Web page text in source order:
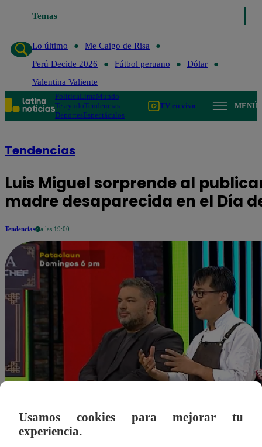
Temas
Lo último
Me Caigo de Risa
Perú Decide 2026
Fútbol peruano
Dólar
Valentina Valiente
PolíticaLimaMundo
Te ayudoTendencias
DeportesEspectáculos
TV en vivo MENÚ
Tendencias
Luis Miguel sorprende al
madre desaparecida en el Día
Tendencias a las 19:00
Usamos cookies para mejorar tu
experiencia.